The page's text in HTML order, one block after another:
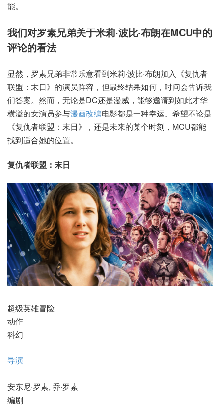
能。
我们对罗素兄弟关于米莉·波比·布朗在MCU中的
评论的看法
显然，罗素兄弟非常乐意看到米莉·波比·布朗加入《复仇者
联盟：末日》的演员阵容，但最终结果如何，时间会告诉我
们答案。然而，无论是DC还是漫威，能够邀请到如此才华
横溢的女演员参与漫画改编电影都是一种幸运。希望不论是
《复仇者联盟：末日》，还是未来的某个时刻，MCU都能
找到适合她的位置。
复仇者联盟：末日
超级英雄冒险
动作
科幻
导演
安东尼·罗素, 乔·罗素
编剧